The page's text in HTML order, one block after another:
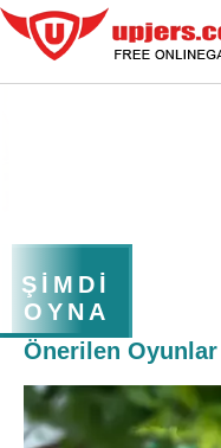
ŞIMDI
OYNA
Önerilen Oyunlar